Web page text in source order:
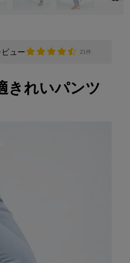
ビュー 21件
きれいパンツ